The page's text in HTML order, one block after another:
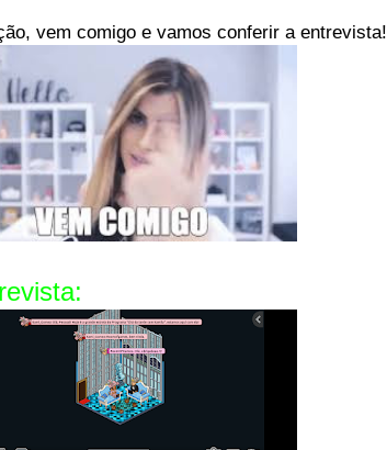
vem comigo e vamos conferir a entrevista!